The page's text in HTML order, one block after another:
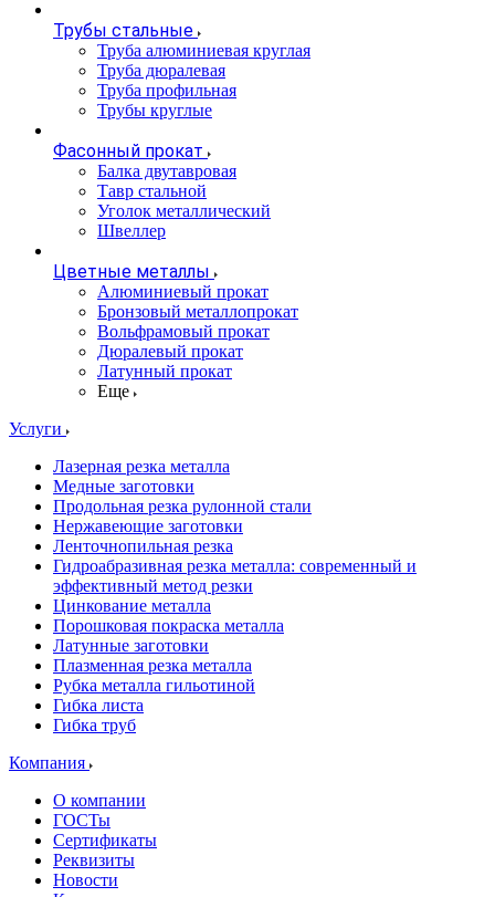
Трубы стальные
Труба алюминиевая круглая
Труба дюралевая
Труба профильная
Трубы круглые
Фасонный прокат
Балка двутавровая
Тавр стальной
Уголок металлический
Швеллер
Цветные металлы
Алюминиевый прокат
Бронзовый металлопрокат
Вольфрамовый прокат
Дюралевый прокат
Латунный прокат
Еще
Услуги
Лазерная резка металла
Медные заготовки
Продольная резка рулонной стали
Нержавеющие заготовки
Ленточнопильная резка
Гидроабразивная резка металла: современный и
эффективный метод резки
Цинкование металла
Порошковая покраска металла
Латунные заготовки
Плазменная резка металла
Рубка металла гильотиной
Гибка листа
Гибка труб
Компания
О компании
ГОСТы
Сертификаты
Реквизиты
Новости